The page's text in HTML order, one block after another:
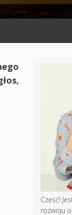
Cześć!
rozwoju